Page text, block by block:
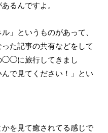
るんですよ。
」というものがあって、
た記事の共有などをして
◯◯に旅行してきまし
で見てください！」とい
を見て癒されてる感じで